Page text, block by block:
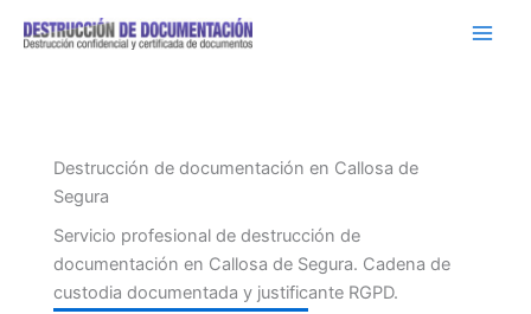
Destrucción de documentación en Callosa de
Segura
Servicio profesional de destrucción de
documentación en Callosa de Segura. Cadena de
custodia documentada y justificante RGPD.